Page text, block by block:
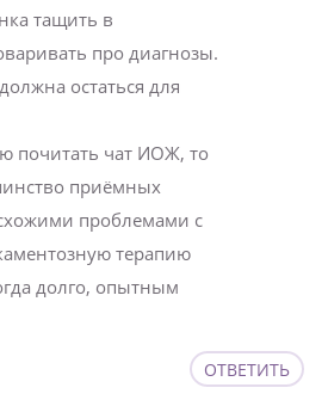
тащить в
про диагнозы.
остаться для
почитать чат ИОЖ, то
приёмных
проблемами с
терапию
долго, опытным
ОТВЕТИТЬ